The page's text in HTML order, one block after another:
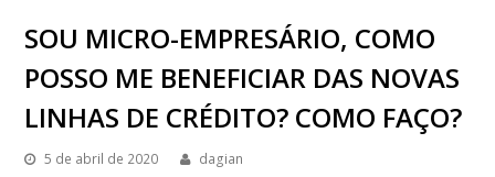
SOU MICRO-EMPRESÁRIO, COMO
POSSO ME BENEFICIAR DAS NOVAS
LINHAS DE CRÉDITO? COMO FAÇO?
5 de abril de 2020
dagian